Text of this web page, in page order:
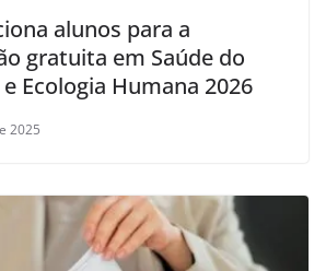
alunos para a
gratuita em Saúde do
Ecologia Humana 2026
2025